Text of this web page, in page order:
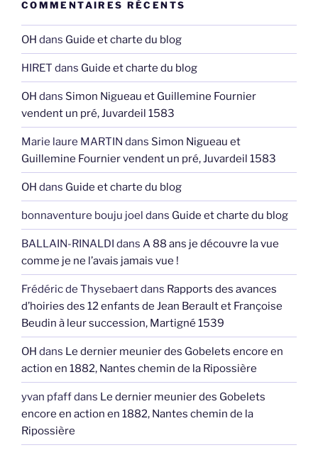
COMMENTAIRES RÉCENTS
OH dans Guide et charte du blog
HIRET dans Guide et charte du blog
OH dans Simon Nigueau et Guillemine Fournier
vendent un pré, Juvardeil 1583
Marie laure MARTIN dans Simon Nigueau et
Guillemine Fournier vendent un pré, Juvardeil 1583
OH dans Guide et charte du blog
bonnaventure bouju joel dans Guide et charte du blog
BALLAIN-RINALDI dans A 88 ans je découvre la vue
comme je ne l’avais jamais vue !
Frédéric de Thysebaertdans Rapports des avances
d’hoiries des 12 enfants de Jean Berault et Françoise
Beudin à leur succession, Martigné 1539
OH dans Le dernier meunier des Gobelets encore en
action en 1882, Nantes chemin de la Ripossière
yvan pfaffdans Le dernier meunier des Gobelets
encore en action en 1882, Nantes chemin de la
Ripossière